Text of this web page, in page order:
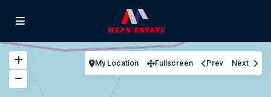
My Location Fullscreen Prev Next